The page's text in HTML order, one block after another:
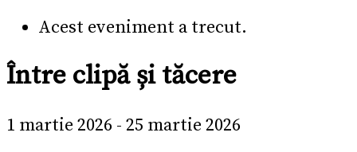
Acest eveniment a trecut.
Între clipă și tăcere
1 martie 2026 - 25 martie 2026